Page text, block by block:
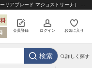
会員登録 ログイン お気に入り
検索 詳しく探す